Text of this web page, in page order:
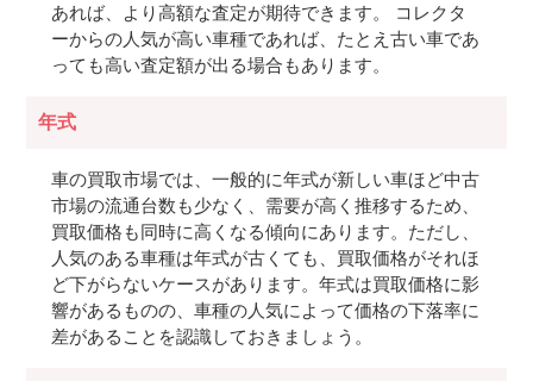
あれば、より高額な査定が期待できます。 コレクタ
ーからの人気が高い車種であれば、たとえ古い車であ
っても高い査定額が出る場合もあります。
年式
車の買取市場では、一般的に年式が新しい車ほど中古
市場の流通台数も少なく、需要が高く推移するため、
買取価格も同時に高くなる傾向にあります。ただし、
人気のある車種は年式が古くても、買取価格がそれほ
ど下がらないケースがあります。年式は買取価格に影
響があるものの、車種の人気によって価格の下落率に
差があることを認識しておきましょう。